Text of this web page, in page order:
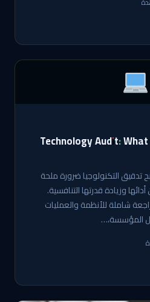
Technology Audit:
تدقيق التكنولوجيا ضرورة ملحة
وزيادة قدرتها التنافسية.
شاملة للأنظمة والعمليات
المؤسسة،…